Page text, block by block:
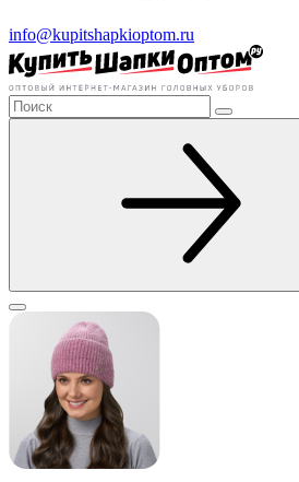
info@kupitshapkioptom.ru